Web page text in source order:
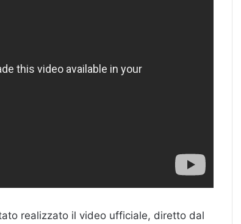
realizzato il video ufficiale, diretto dal